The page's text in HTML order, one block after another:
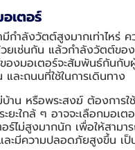
เตอร์
กำลังวัตต์สูงมากเท่าไหร่ ค
วยเช่นกัน แล้วกำลังวัตต์ขอ
ของมอเตอร์จะสัมพันธ์กันกั
และถนนที่ใช้ในการเดินทาง
าน หรือพระสงฆ์ ต้องการใ
ะยะใกล้ ๆ อาจจะเลือกมอเต
ไม่สูงมากนัก เพื่อให้สามา
ละมีความปลอดภัยสูงขึ้น เ